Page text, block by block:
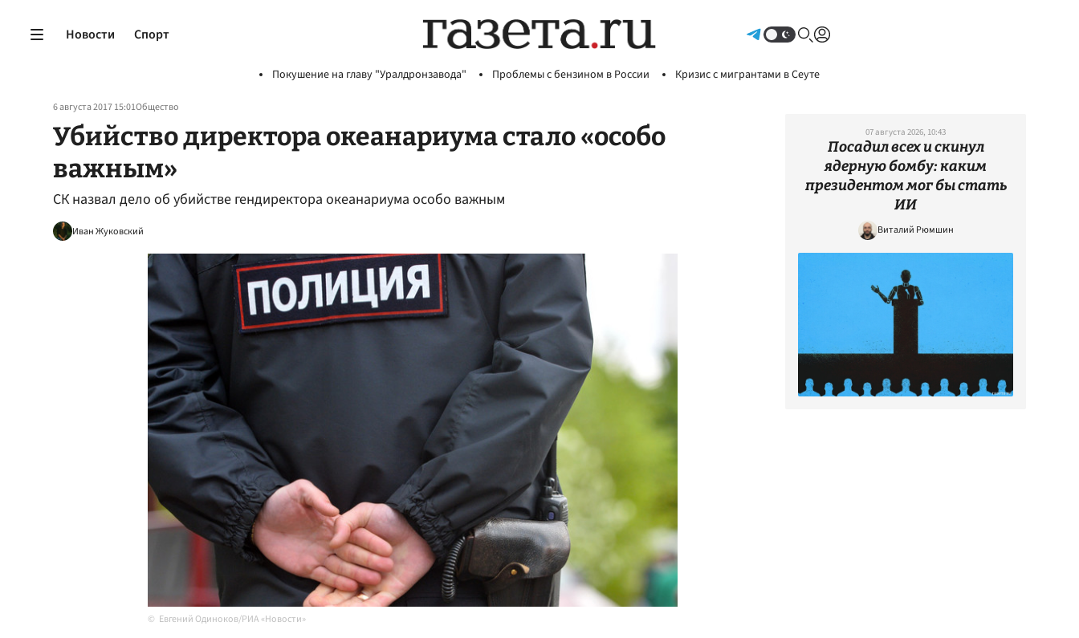
Новости Спорт
Покушение на главу "Уралдронзавода" Проблемы с бензином в России Кризис с мигрантами в Сеуте
6 августа 2017 15:01Общество
Убийство директора океанариума стало «особо
важным»
СК назвал дело об убийстве гендиректора океанариума особо важным
Иван Жуковский
Евгений Одиноков/РИА «Новости»
07 августа 2026, 10:43
Посадил всех и скинул
ядерную бомбу: каким
президентом мог бы стать
ИИ
Виталий Рюмшин